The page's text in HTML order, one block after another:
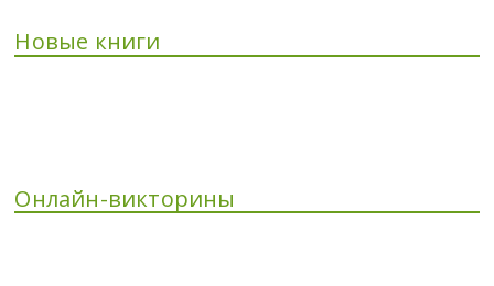
Новые книги
Онлайн-викторины